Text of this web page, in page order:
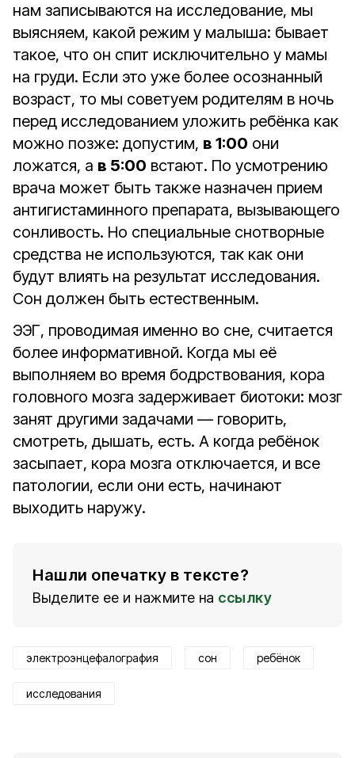
нам записываются на исследование, мы
выясняем, какой режим у малыша: бывает
такое, что он спит исключительно у мамы
на груди. Если это уже более осознанный
возраст, то мы советуем родителям в ночь
перед исследованием уложить ребёнка как
можно позже: допустим, в 1:00 они
ложатся, а в 5:00 встают. По усмотрению
врача может быть также назначен прием
антигистаминного препарата, вызывающего
сонливость. Но специальные снотворные
средства не используются, так как они
будут влиять на результат исследования.
Сон должен быть естественным.
ЭЭГ, проводимая именно во сне, считается
более информативной. Когда мы её
выполняем во время бодрствования, кора
головного мозга задерживает биотоки: мозг
занят другими задачами — говорить,
смотреть, дышать, есть. А когда ребёнок
засыпает, кора мозга отключается, и все
патологии, если они есть, начинают
выходить наружу.
Нашли опечатку в тексте?
Выделите ее и нажмите на ссылку
электроэнцефалография сон ребёнок
исследования